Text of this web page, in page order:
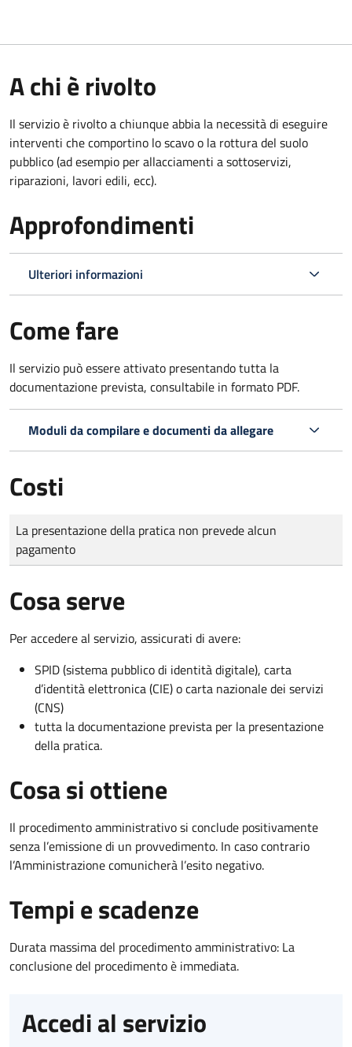
A chi è rivolto
Il servizio è rivolto a chiunque abbia la necessità di eseguire
interventi che comportino lo scavo o la rottura del suolo
pubblico (ad esempio per allacciamenti a sottoservizi,
riparazioni, lavori edili, ecc).
Approfondimenti
Ulteriori informazioni
Come fare
Il servizio può essere attivato presentando tutta la
documentazione prevista, consultabile in formato PDF.
Moduli da compilare e documenti da allegare
Costi
Tipo di pagamento
Importo
La presentazione della pratica non prevede alcun
pagamento
Cosa serve
Per accedere al servizio, assicurati di avere:
SPID (sistema pubblico di identità digitale), carta
d’identità elettronica (CIE) o carta nazionale dei servizi
(CNS)
tutta la documentazione prevista per la presentazione
della pratica.
Cosa si ottiene
Il procedimento amministrativo si conclude positivamente
senza l’emissione di un provvedimento. In caso contrario
l’Amministrazione comunicherà l’esito negativo.
Tempi e scadenze
Durata massima del procedimento amministrativo: La
conclusione del procedimento è immediata.
Accedi al servizio